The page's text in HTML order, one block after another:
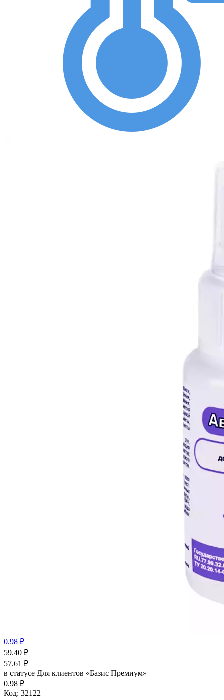
0.98 ₽
59.40 ₽
57.61 ₽
в статусе Для клиентов «Базис Премиум»
0.98 ₽
Код: 32122